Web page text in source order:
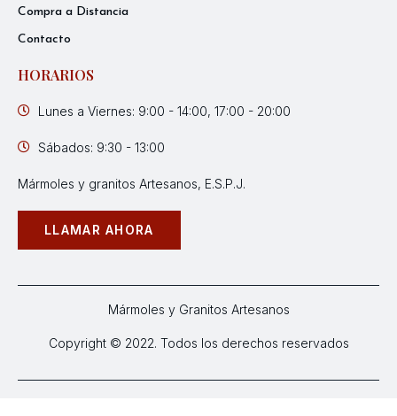
Compra a Distancia
Contacto
HORARIOS
Lunes a Viernes: 9:00 - 14:00, 17:00 - 20:00
Sábados: 9:30 - 13:00
Mármoles y granitos Artesanos, E.S.P.J.
LLAMAR AHORA
Mármoles y Granitos Artesanos
Copyright © 2022. Todos los derechos reservados